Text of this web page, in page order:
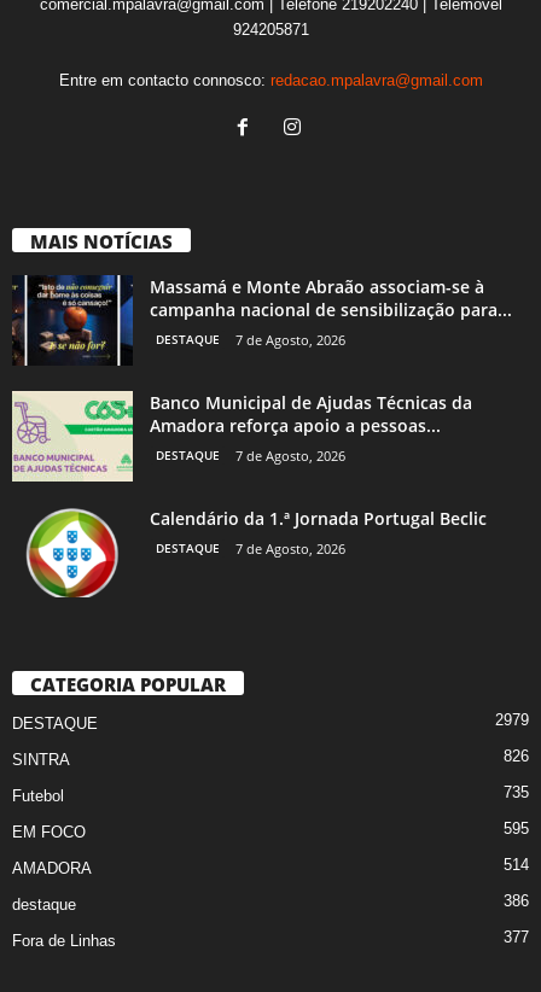
comercial.mpalavra@gmail.com | Telefone 219202240 | Telemóvel
924205871
Entre em contacto connosco: redacao.mpalavra@gmail.com
MAIS NOTÍCIAS
Massamá e Monte Abraão associam-se à
campanha nacional de sensibilização para...
DESTAQUE 7 de Agosto, 2026
Banco Municipal de Ajudas Técnicas da
Amadora reforça apoio a pessoas...
DESTAQUE 7 de Agosto, 2026
Calendário da 1.ª Jornada Portugal Beclic
DESTAQUE 7 de Agosto, 2026
CATEGORIA POPULAR
DESTAQUE 2979
SINTRA 826
Futebol 735
EM FOCO 595
AMADORA 514
destaque 386
Fora de Linhas 377